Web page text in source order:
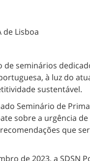
de Lisboa
de seminários
à luz do
sustentável.
Seminário de
sobre a urgência
que
de 2023, a SDSN